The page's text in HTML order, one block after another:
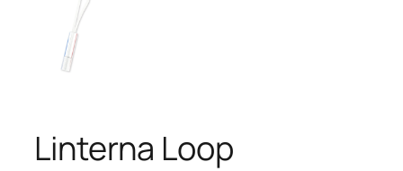
Linterna Loop